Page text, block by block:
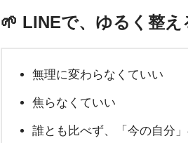
🌱 LINEで、ゆるく整
無理に変わらなくていい
焦らなくていい
誰とも比べず、「今の自分